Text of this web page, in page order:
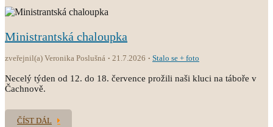
Ministrantská chaloupka
zveřejnil(a) Veronika Poslušná 21.7.2026 Stalo se + foto
Necelý týden od 12. do 18. července prožili naši kluci na táboře v
Čachnově.
ČÍST DÁL